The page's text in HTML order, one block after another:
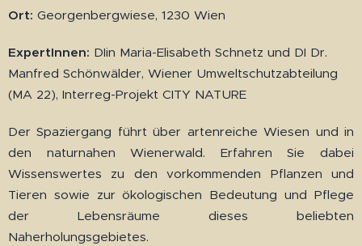
Ort: Georgenbergwiese, 1230 Wien
ExpertInnen: DIin Maria-Elisabeth Schnetz und DI Dr.
Manfred Schönwälder, Wiener Umweltschutzabteilung
(MA 22), Interreg-Projekt CITY NATURE
Der Spaziergang führt über artenreiche Wiesen und in
den naturnahen Wienerwald. Erfahren Sie dabei
Wissenswertes zu den vorkommenden Pflanzen und
Tieren sowie zur ökologischen Bedeutung und Pflege
der Lebensräume dieses beliebten
Naherholungsgebietes.